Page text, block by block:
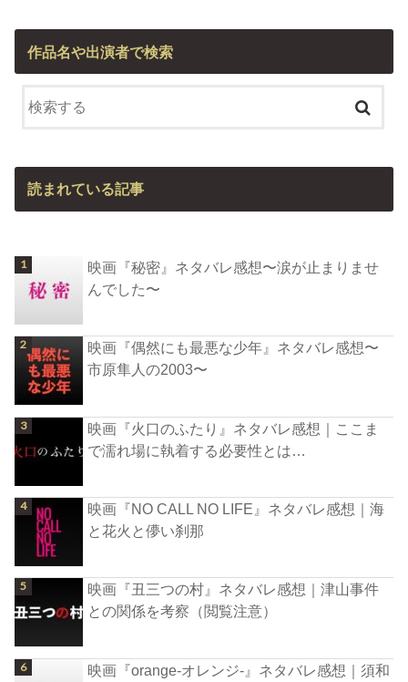
作品名や出演者で検索
読まれている記事
映画『秘密』ネタバレ感想〜涙が止まりませ
んでした〜
映画『偶然にも最悪な少年』ネタバレ感想〜
市原隼人の2003〜
映画『火口のふたり』ネタバレ感想｜ここま
で濡れ場に執着する必要性とは…
映画『NO CALL NO LIFE』ネタバレ感想｜海
と花火と儚い刹那
映画『丑三つの村』ネタバレ感想｜津山事件
との関係を考察（閲覧注意）
映画『orange-オレンジ-』ネタバレ感想｜須和